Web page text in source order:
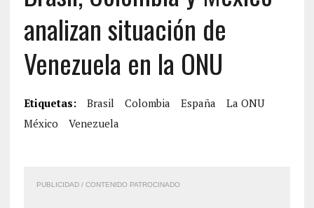
analizan situación de
Venezuela en la ONU
Etiquetas: Brasil Colombia España
La ONU
México
Venezuela
PUBLICIDAD / CONTENIDO PATROCINADO